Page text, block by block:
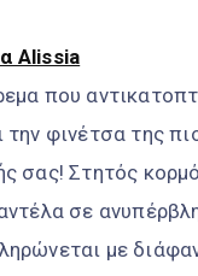
Alissia
που
την φινέτσα της
σας! Στητός
σε
με